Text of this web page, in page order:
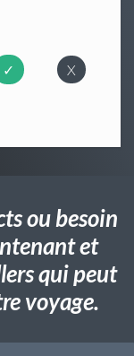
✓ X
ou besoin
et
qui peut
voyage.